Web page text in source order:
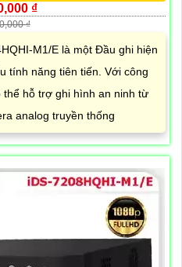
₫
₫
M1/E là một Đầu ghi hiện
tính năng tiên tiến. Với công
thể hỗ trợ ghi hình an ninh từ
analog truyền thống